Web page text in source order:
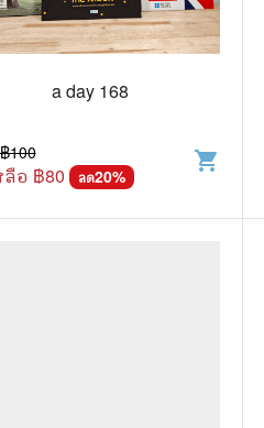
a day 168
100
ลือ ฿80 ลด20%
shopping_cart
ก๊ก